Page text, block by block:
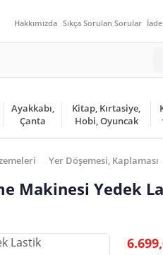
Hakkımızda Sıkça Sorulan Sorular
Ayakkabı,
Çanta
Kitap, Kırtasiye,
Hobi, Oyuncak
Yer Döşemesi, Kaplaması
Makinesi Yedek